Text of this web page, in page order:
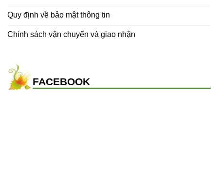
Quy định về bảo mật thông tin
Chính sách vận chuyển và giao nhận
FACEBOOK